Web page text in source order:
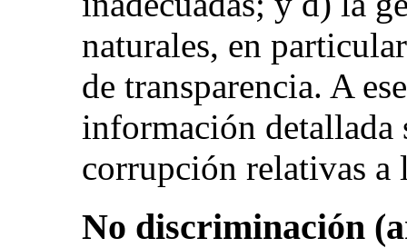
naturales, en
de transparencia. A
información detallada
corrupción relativas a
No discriminación